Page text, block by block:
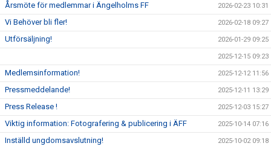
Årsmöte för medlemmar i Ängelholms FF 2026-02-23 10:31
Vi Behöver bli fler! 2026-02-18 09:27
Utförsäljning! 2026-01-29 09:25
2025-12-15 09:23
Medlemsinformation! 2025-12-12 11:56
Pressmeddelande! 2025-12-11 13:29
Press Release ! 2025-12-03 15:27
Viktig information: Fotografering & publicering i ÄFF 2025-10-14 07:16
Inställd ungdomsavslutning! 2025-10-02 09:18